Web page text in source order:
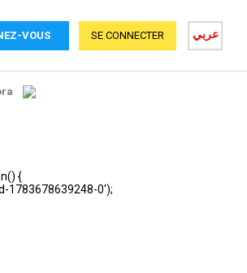
VOUS عربي SE CONNECTER